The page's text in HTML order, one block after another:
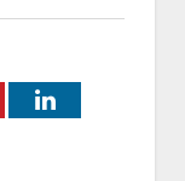
LinkedIn